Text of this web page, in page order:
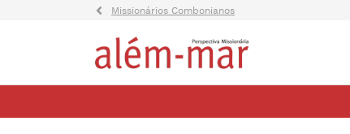
Missionários Combonianos